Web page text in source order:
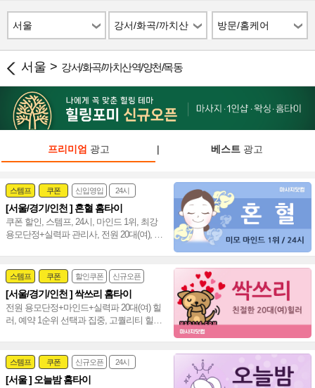
서울
강서/화곡/까치산
역/양천/목동
방문/홈케어
서울 > 강서/화곡/까치산역/양천/목동
프리미엄 광고 | 베스트광고
스템프 쿠폰 신입영입 24시
여자힐러 감성전문
[서울/경기/인천 ] 혼혈 홈타이
쿠폰 할인, 스템프, 24시, 마인드 1위, 최강
용모단정+실력파 관리사, 전원 20대(여), 강
스템프 쿠폰 할인쿠폰 신규오픈
24시 홈케어
[서울/경기/인천 ] 싹쓰리 홈타이
전원 용모단정+마인드+실력파 20대(여) 힐
러, 예약 1순위 선택과 집중, 고퀄리티 힐링
스템프 쿠폰 신규오픈 24시
여자힐러 심야영업
[서울 ] 오늘밤 홈타이